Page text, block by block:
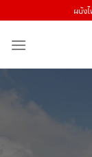
to
content
ผนัง